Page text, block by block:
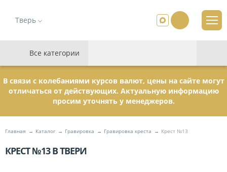
Тверь
Все категории
В связи с колебаниями курсов валют, цены на сайте могут
отличаться от действующих. Актуальную информацию
просим уточнять у менеджеров.
Главная Каталог Гравировка Гравировка креста Крест №13
КРЕСТ №13 В ТВЕРИ